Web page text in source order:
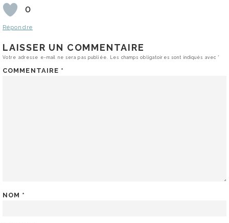
0
Répondre
LAISSER UN COMMENTAIRE
Votre adresse e-mail ne sera pas publiée. Les champs obligatoires sont indiqués avec*
COMMENTAIRE *
NOM *